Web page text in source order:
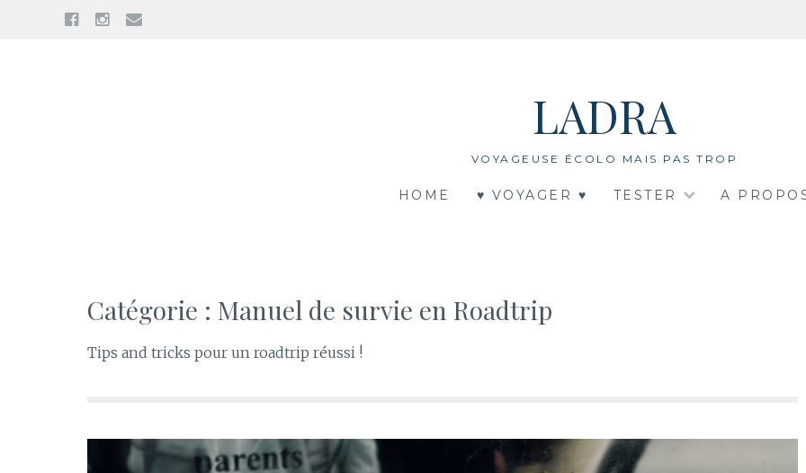
FacebookInstagram
LADRA
VOYAGEUSE ÉCOLO MAIS PAS TROP
HOME ♥ VOYAGER ♥ TESTER A
Catégorie : Manuel de survie en Roadtrip
Tips and tricks pour un roadtrip réussi !